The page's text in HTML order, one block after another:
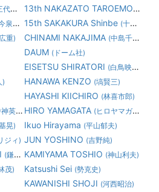
牛) 13th NAKAZATO TAROEMON
衛門) 15th SAKAKURA Shinbe (十五代 坂倉 新兵衛)
重) CHINAMI NAKAJIMA (中島千波)
DAUM (ドーム社)
EISETSU SHIRATORI (白鳥映雪)
) HANAWA KENZO (塙賢三)
HAYASHI KIICHIRO (林喜市郎)
英臣) HIRO YAMAGATA (ヒロヤマガタ 山形博道)
晃) Ikuo Hirayama (平山郁夫)
ジィ) JUN YOSHINO (吉野純)
(鎌倉俊文) KAMIYAMA TOSHIO (神山利夫)
茂) Katsushi Sei (勢克史)
KAWANISHI SHOJI (河西昭治)